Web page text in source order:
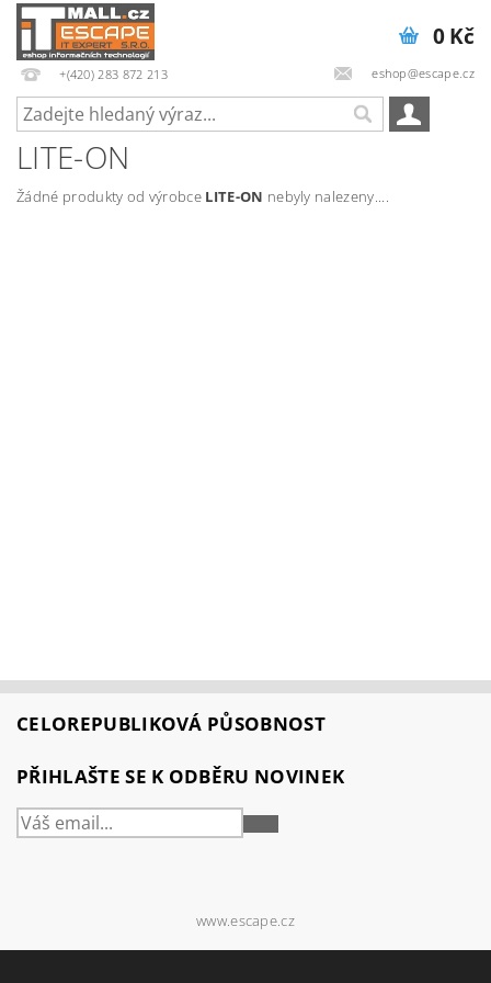
+(420) 283 872 213 eshop@escape.cz
0 Kč
LITE-ON
Žádné produkty od výrobce LITE-ON nebyly nalezeny....
CELOREPUBLIKOVÁ PŮSOBNOST
PŘIHLAŠTE SE K ODBĚRU NOVINEK
PŘIHLÁSIT
www.escape.cz